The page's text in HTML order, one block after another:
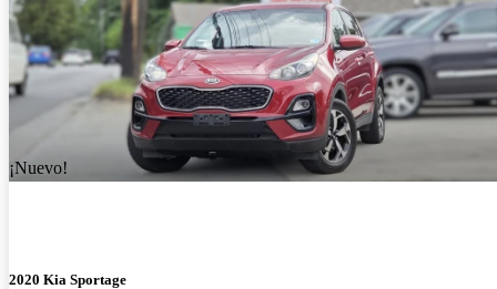
¡Nuevo!
2020 Kia Sportage